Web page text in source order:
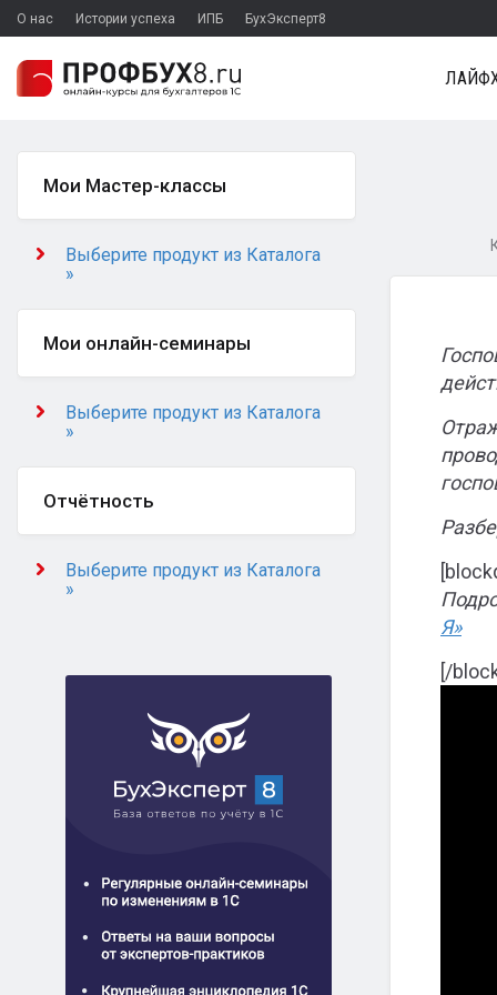
О нас Истории успеха ИПБ БухЭксперт8
Я»
[/
Мои Мастер-классы
Выберите продукт из Каталога
»
Мои онлайн-семинары
Выберите продукт из Каталога
»
Отчётность
Выберите продукт из Каталога
»